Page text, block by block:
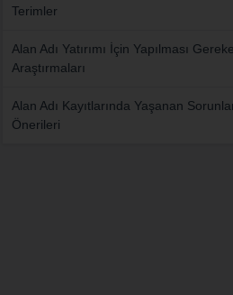
Terimler
Alan Adı Yatırımı İçin Yapılması
Araştırmaları
Alan Adı Kayıtlarında Yaşanan
Önerileri